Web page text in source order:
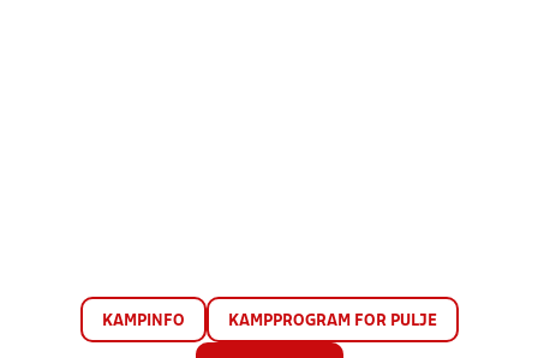
KAMPINFO KAMPPROGRAM FOR PULJE